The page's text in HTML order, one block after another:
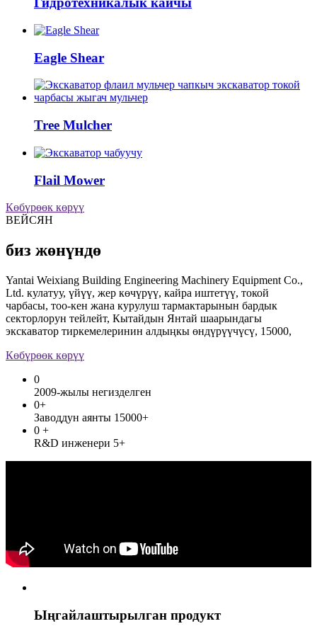
Eagle Shear
Tree Mulcher
Flail Mower
Көбүрөөк көрүү
ВЕЙСЯН
биз жөнүндө
Yantai Weixiang Building Engineering Machinery Equipment Co.,
Ltd. кулатуу, үйүү, жер көчүрүү, кайра иштетүү, токой
чарбасы, тоо-кен жана курулуш тармактарынын бардык
секторлорун тейлейт, Кытайдын Янтай шаарындагы
экскаватор тиркемелеринин алдыңкы өндүрүүчүсү, 15000,
Көбүрөөк көрүү
0
2009-жылы негизделген
0+
Заводдун аянты 15000+
0 +
R&D инженери 5+
Ыңгайлаштырылган продукт